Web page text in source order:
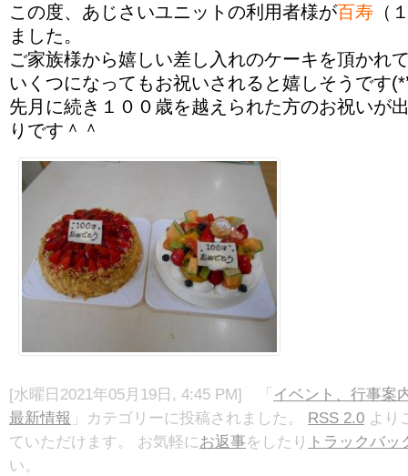
この度、あじさいユニットの利用者様が百寿 （
ました。
ご家族様から嬉しい差し入れのケーキを頂かれ
いくつになってもお祝いされると嬉しそうです
先月に続き１００歳を越えられた方のお祝いが
りです＾＾
[水曜日2021年05月19日, 4:45 PM] 「 イベント、行事案
最新情報 」カテゴリーに投稿されました。 RSS 2.0 より
ていただけます。 お気軽にお返事をしたり トラックバッ
い。